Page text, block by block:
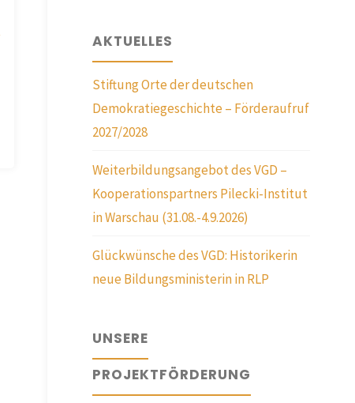
AKTUELLES
Stiftung Orte der deutschen
Demokratiegeschichte – Förderaufruf
2027/2028
Weiterbildungsangebot des VGD –
Kooperationspartners Pilecki-Institut
in Warschau (31.08.-4.9.2026)
Glückwünsche des VGD: Historikerin
neue Bildungsministerin in RLP
UNSERE
PROJEKTFÖRDERUNG